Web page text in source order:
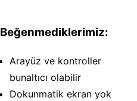
Beğenmediklerimiz:
Arayüz ve kontroller
bunaltıcı olabilir
Dokunmatik ekran yok